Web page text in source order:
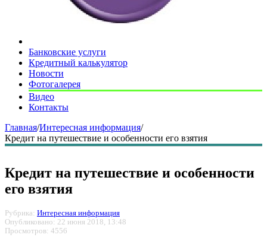
Банковские услуги
Кредитный калькулятор
Новости
Фотогалерея
Видео
Контакты
Главная/Интересная информация/
Кредит на путешествие и особенности его взятия
Кредит на путешествие и особенности
его взятия
Рубрика: Интересная информация
Опубликовано: 22 июня 2018, 13:48
Просмотров: 4556